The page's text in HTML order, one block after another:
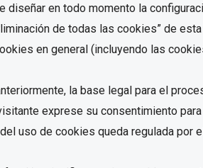
diseñar en todo momento la
de todas las cookies” de
en general (incluyendo las
la base legal para el
exprese su consentimiento
uso de cookies queda regulada por